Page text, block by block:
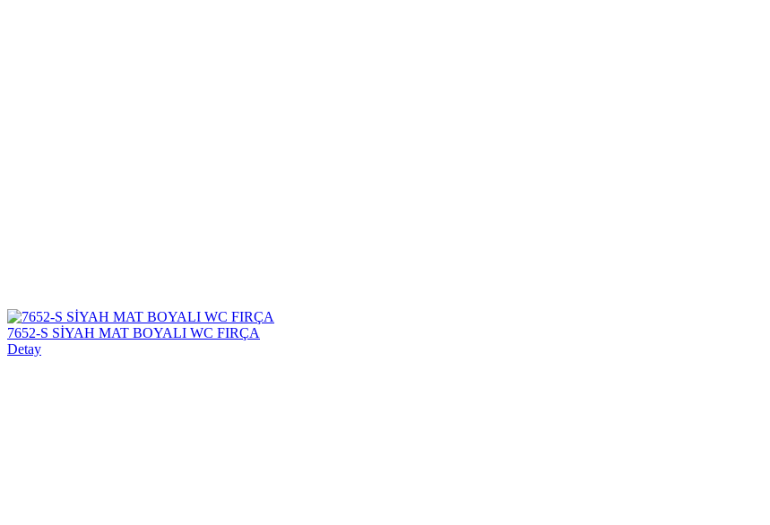
7652-S SİYAH MAT BOYALI WC FIRÇA
Detay